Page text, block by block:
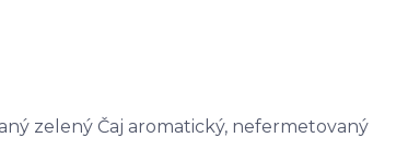
zelený Čaj aromatický, nefermetovaný